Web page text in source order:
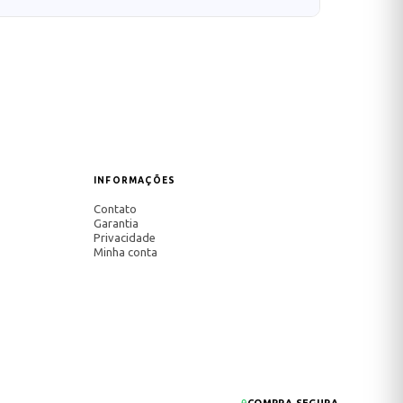
INFORMAÇÕES
Contato
Garantia
Privacidade
Minha conta